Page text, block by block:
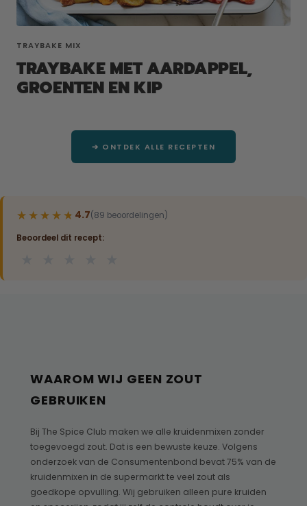
TRAYBAKE MIX
TRAYBAKE MET AARDAPPEL,
GROENTEN EN KIP
➔ ONTDEK ALLE RECEPTEN
★★★★★
★★★★★ 4.7(89 beoordelingen)
Beoordeel dit recept:
WAAROM WIJ GEEN ZOUT
GEBRUIKEN
Bij The Spice Club maken we alle kruidenmixen zonder
toegevoegd zout. Dat is een bewuste keuze. Volgens
onderzoek van de Consumentenbond bevat 75% van de
kruidenmixen in de supermarkt te veel zout als
goedkope opvulling. Wij gebruiken alleen pure kruiden